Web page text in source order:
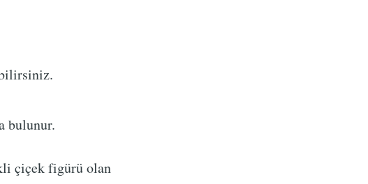
bulunur.
çiçek figürü olan